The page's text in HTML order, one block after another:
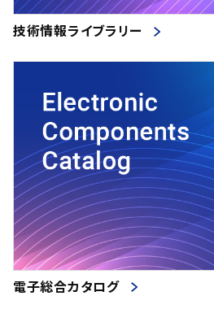
技術情報ライブラリー
電子総合カタログ